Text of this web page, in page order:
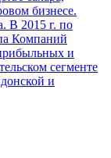
бизнесе.
В 2015 г. по
Компаний
и
сегменте
и